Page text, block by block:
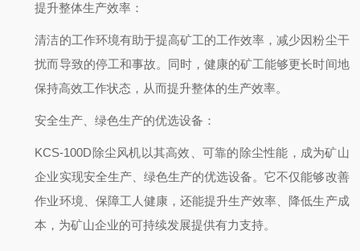
提升整体生产效率 ：
清洁的工作环境有助于提高矿工的工作效率，减少因粉尘干
扰而导致的停工和事故。同时，健康的矿工能够更长时间地
保持高效工作状态，从而提升整体的生产效率。
安全生产、绿色生产的优选设备 ：
KCS-100D除尘风机以其高效、可靠的除尘性能，成为矿山
企业实现安全生产、绿色生产的优选设备。它不仅能够改善
作业环境、保障工人健康，还能提升生产效率、降低生产成
本，为矿山企业的可持续发展提供有力支持。